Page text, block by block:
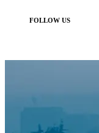
FOLLOW US